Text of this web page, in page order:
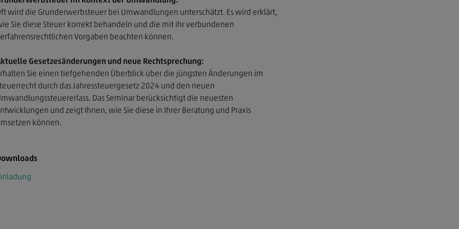
wird die Grunderwerbsteuer bei Umwandlungen unterschätzt. Es wird erklärt,
Sie diese Steuer korrekt behandeln und die mit ihr verbundenen
Vorgaben beachten können.
Gesetzesänderungen und neue Rechtsprechung:
Sie einen tiefgehenden Überblick über die jüngsten Änderungen im
durch das Jahressteuergesetz 2024 und den neuen
Das Seminar berücksichtigt die neuesten
und zeigt Ihnen, wie Sie diese in Ihrer Beratung und Praxis
können.